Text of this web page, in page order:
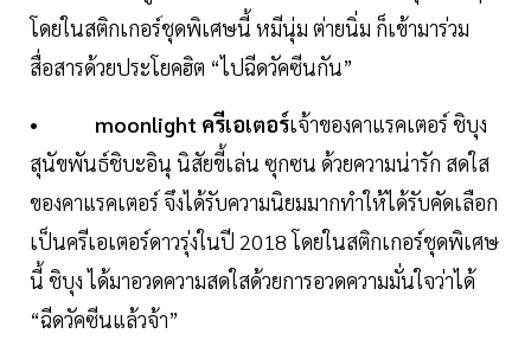
โดยในสติกเกอร์ชุดพิเศษนี้ หมีนุ่ม ต่ายนิ่ม ก็เข้ามาร่วม
สื่อสารด้วยประโยคฮิต “ไปฉีดวัคซีนกัน”
• moonlight ครีเอเตอร์เจ้าของคาแรคเตอร์ ชิบุง
สุนัขพันธ์ชิบะอินุ นิสัยขี้เล่น ซุกซน ด้วยความน่ารัก สดใส
ของคาแรคเตอร์ จึงได้รับความนิยมมากทำให้ได้รับคัดเลือก
เป็นครีเอเตอร์ดาวรุ่งในปี 2018 โดยในสติกเกอร์ชุดพิเศษ
นี้ ชิบุง ได้มาอวดความสดใสด้วยการอวดความมั่นใจว่าได้
“ฉีดวัคซีนแล้วจ้า”